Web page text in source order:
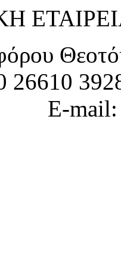
26610
E-